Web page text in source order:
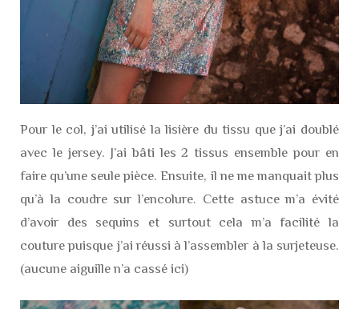
Pour le col, j’ai utilisé la lisière du tissu que j’ai doublé
avec le jersey. J’ai bâti les 2 tissus ensemble pour en
faire qu’une seule pièce. Ensuite, il ne me manquait plus
qu’à la coudre sur l’encolure. Cette astuce m’a évité
d’avoir des sequins et surtout cela m’a facilité la
couture puisque j’ai réussi à l’assembler à la surjeteuse.
(aucune aiguille n’a cassé ici)